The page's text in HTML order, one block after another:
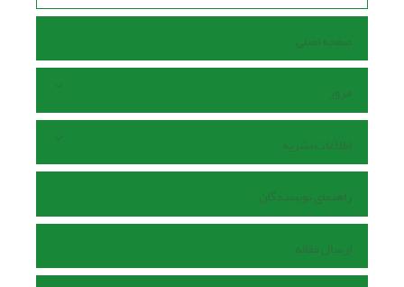
صفحه اصلی
مرور
اطلاعات نشریه
راهنمای نویسندگان
ارسال مقاله